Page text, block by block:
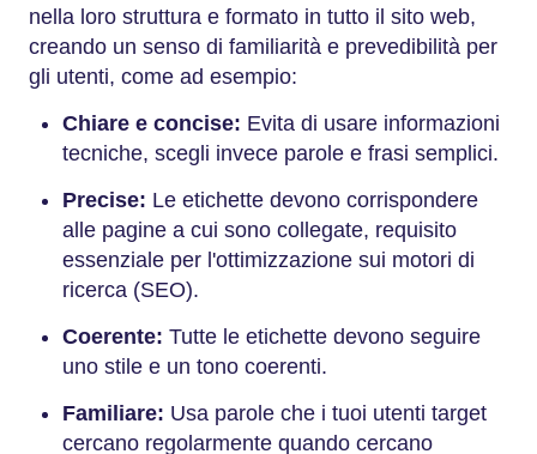
nella loro struttura e formato in tutto il sito web,
creando un senso di familiarità e prevedibilità per
gli utenti, come ad esempio:
Chiare e concise: Evita di usare informazioni
tecniche, scegli invece parole e frasi semplici.
Precise: Le etichette devono corrispondere
alle pagine a cui sono collegate, requisito
essenziale per l'ottimizzazione sui motori di
ricerca (SEO).
Coerente: Tutte le etichette devono seguire
uno stile e un tono coerenti.
Familiare: Usa parole che i tuoi utenti target
cercano regolarmente quando cercano